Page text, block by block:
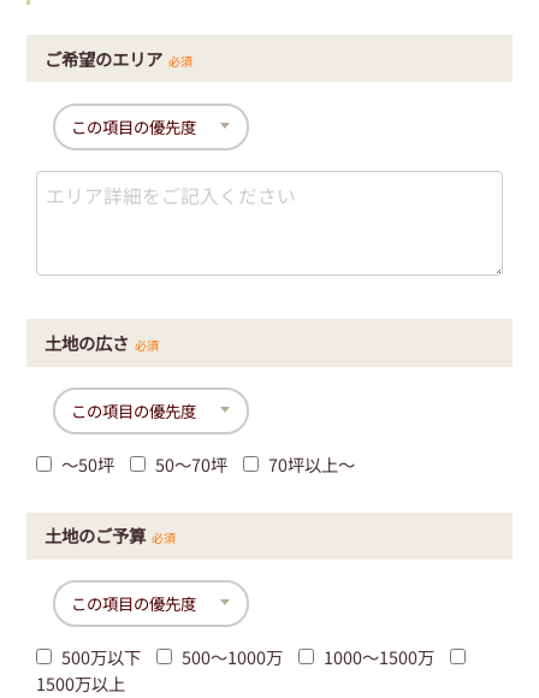
ご希望のエリア 必須
土地の広さ 必須
〜50坪 50〜70坪 70坪以上〜
土地のご予算 必須
500万以下 500〜1000万
1000〜1500万
1500万以上